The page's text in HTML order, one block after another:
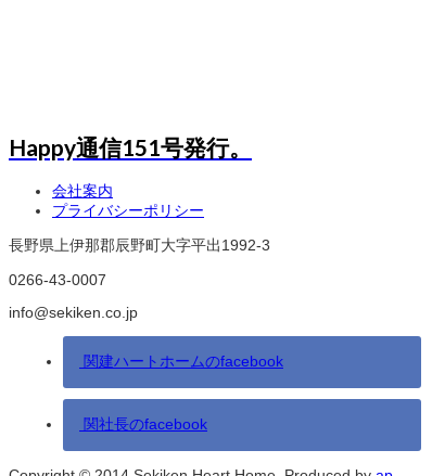
Happy通信151号発行。
会社案内
プライバシーポリシー
長野県上伊那郡辰野町大字平出1992-3
0266-43-0007
info@sekiken.co.jp
関建ハートホームのfacebook
関社長のfacebook